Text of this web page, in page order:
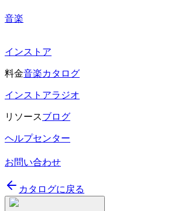
音楽
インストア
料金音楽カタログ
インストアラジオ
リソースブログ
ヘルプセンター
お問い合わせ
カタログに戻る